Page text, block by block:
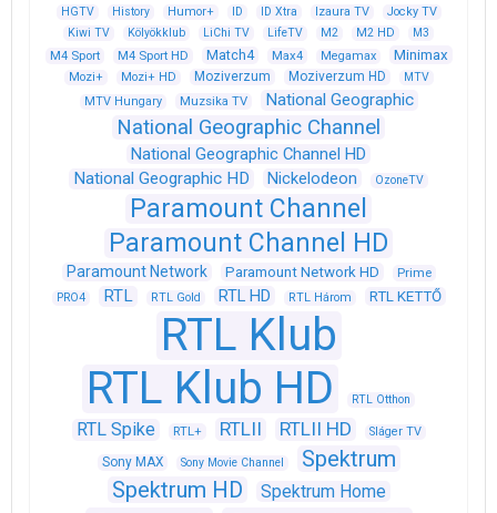
HGTV History Humor+ ID ID Xtra Izaura TV
Jocky TV
Kiwi TV
Kölyökklub LiChi TV LifeTV M2 M2 HD M3
M4 Sport M4 Sport HD Match4 Max4 Megamax Minimax
Mozi+ Mozi+ HD Moziverzum Moziverzum HD
MTV
MTV Hungary
Muzsika TV National Geographic
National Geographic Channel
National Geographic Channel HD
National Geographic HD
Nickelodeon OzoneTV
Paramount Channel
Paramount Channel HD
Paramount Network Paramount Network HD Prime
PRO4 RTL RTL Gold RTL HD RTL Három RTL KETTŐ
RTL Klub
RTL Klub HD
RTL Otthon
RTL Spike RTL+ RTLII RTLII HD Sláger TV
Sony MAX Sony Movie Channel
Spektrum
Spektrum HD
Spektrum Home